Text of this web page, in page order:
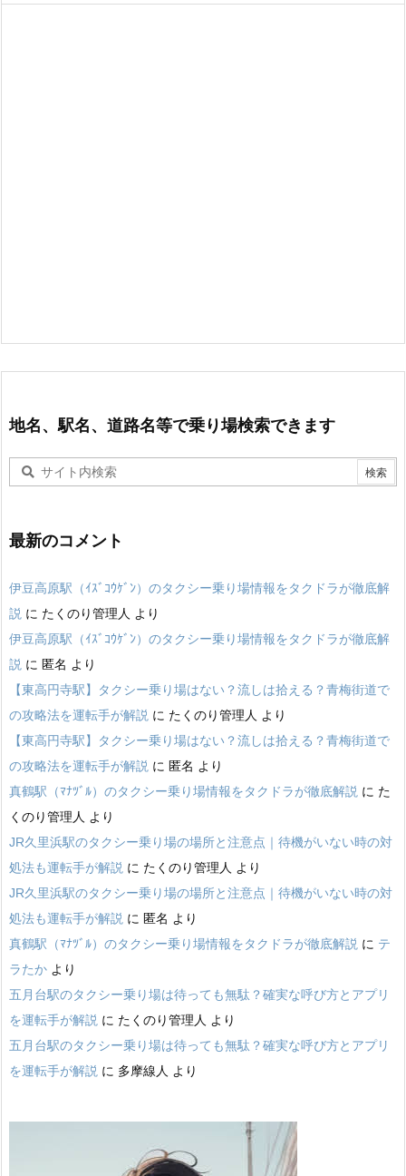
地名、駅名、道路名等で乗り場検索できます
最新のコメント
伊豆高原駅（ｲｽﾞｺｳｹﾞﾝ）のタクシー乗り場情報をタクドラが徹底解
説 に たくのり管理人 より
伊豆高原駅（ｲｽﾞｺｳｹﾞﾝ）のタクシー乗り場情報をタクドラが徹底解
説 に 匿名 より
【東高円寺駅】タクシー乗り場はない？流しは拾える？青梅街道で
の攻略法を運転手が解説 に たくのり管理人 より
【東高円寺駅】タクシー乗り場はない？流しは拾える？青梅街道で
の攻略法を運転手が解説 に 匿名 より
真鶴駅（ﾏﾅﾂﾞﾙ）のタクシー乗り場情報をタクドラが徹底解説 に た
くのり管理人 より
JR久里浜駅のタクシー乗り場の場所と注意点｜待機がいない時の対
処法も運転手が解説 に たくのり管理人 より
JR久里浜駅のタクシー乗り場の場所と注意点｜待機がいない時の対
処法も運転手が解説 に 匿名 より
真鶴駅（ﾏﾅﾂﾞﾙ）のタクシー乗り場情報をタクドラが徹底解説 に テ
ラたか より
五月台駅のタクシー乗り場は待っても無駄？確実な呼び方とアプリ
を運転手が解説 に たくのり管理人 より
五月台駅のタクシー乗り場は待っても無駄？確実な呼び方とアプリ
を運転手が解説 に 多摩線人 より